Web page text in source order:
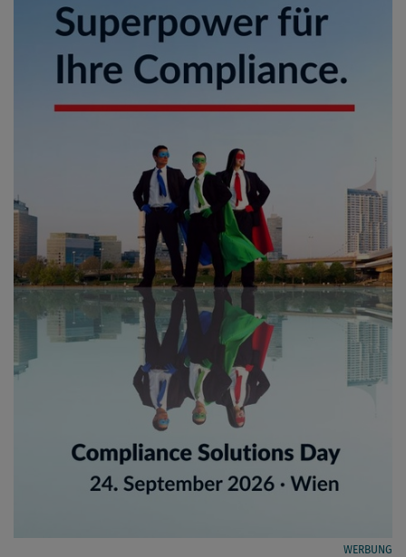
WERBUNG